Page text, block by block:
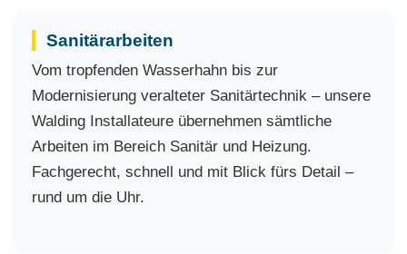
Sanitärarbeiten
Vom tropfenden Wasserhahn bis zur
Modernisierung veralteter Sanitärtechnik – unsere
Walding Installateure übernehmen sämtliche
Arbeiten im Bereich Sanitär und Heizung.
Fachgerecht, schnell und mit Blick fürs Detail –
rund um die Uhr.